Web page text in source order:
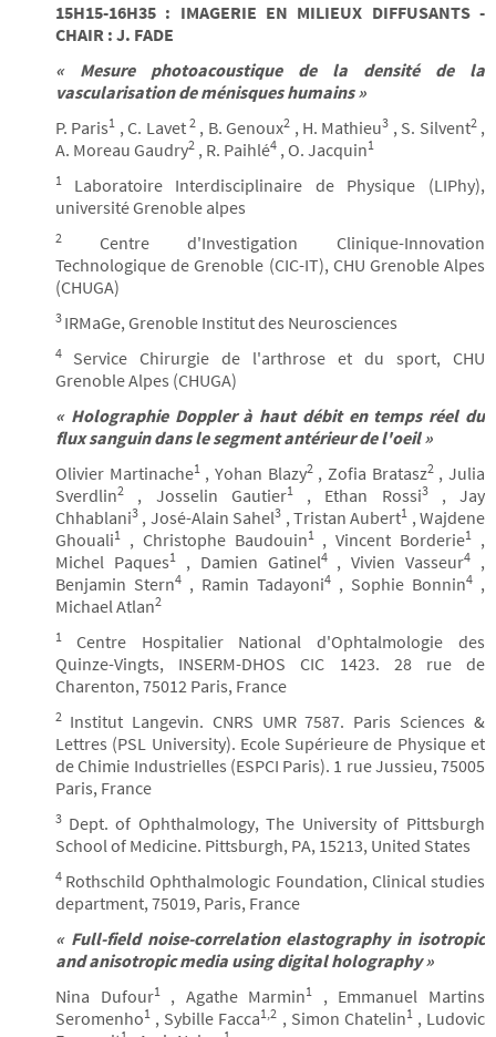
15H15-16H35 : IMAGERIE EN MILIEUX DIFFUSANTS -
CHAIR : J. FADE
« Mesure photoacoustique de la densité de la
vascularisation de ménisques humains »
P. Paris1 , C. Lavet2 , B. Genoux2 , H. Mathieu3 , S. Silvent2,
A. Moreau Gaudry2 , R. Paihlé4 , O. Jacquin1
1 Laboratoire Interdisciplinaire de Physique (LIPhy),
université Grenoble alpes
2 Centre d'Investigation Clinique-Innovation
Technologique de Grenoble (CIC-IT), CHU Grenoble Alpes
(CHUGA)
3 IRMaGe, Grenoble Institut des Neurosciences
4 Service Chirurgie de l'arthrose et du sport, CHU
Grenoble Alpes (CHUGA)
« Holographie Doppler à haut débit en temps réel du
flux sanguin dans le segment antérieur de l'oeil »
Olivier Martinache1, Yohan Blazy2, Zofia Bratasz2, Julia
Sverdlin2 , Josselin Gautier1, Ethan Rossi3, Jay
Chhablani3 , José-Alain Sahel3 , Tristan Aubert1 , Wajdene
Ghouali1 , Christophe Baudouin1, Vincent Borderie1 ,
Michel Paques1, Damien Gatinel4, Vivien Vasseur4
,
Benjamin Stern4 , Ramin Tadayoni4 , Sophie Bonnin4 ,
Michael Atlan2
1 Centre Hospitalier National d'Ophtalmologie des
Quinze-Vingts, INSERM-DHOS CIC 1423. 28 rue de
Charenton, 75012 Paris, France
2 Institut Langevin. CNRS UMR 7587. Paris Sciences &
Lettres (PSL University). Ecole Supérieure de Physique et
de Chimie Industrielles (ESPCI Paris). 1 rue Jussieu, 75005
Paris, France
3 Dept. of Ophthalmology, The University of Pittsburgh
School of Medicine. Pittsburgh, PA, 15213, United States
4 Rothschild Ophthalmologic Foundation, Clinical studies
department, 75019, Paris, France
« Full-field noise-correlation elastography in isotropic
and anisotropic media using digital holography »
Nina Dufour1, Agathe Marmin1
, Emmanuel Martins
Seromenho1 , Sybille Facca1,2 , Simon Chatelin1, Ludovic